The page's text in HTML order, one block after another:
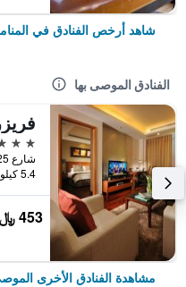
شاهد أرخص الفنادق في
الفنادق الموصى بها
5 نجوم
5.4 كيلومتر عن وسط المدينة
453 ﷼
مشاهدة الفنادق الأخرى